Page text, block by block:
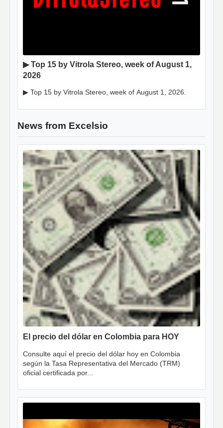
▶ Top 15 by Vitrola Stereo, week of August 1,
2026
▶ Top 15 by Vitrola Stereo, week of August 1, 2026.
News from Excelsio
El precio del dólar en Colombia para HOY
Consulte aquí el precio del dólar hoy en Colombia
según la Tasa Representativa del Mercado (TRM)
oficial certificada por...